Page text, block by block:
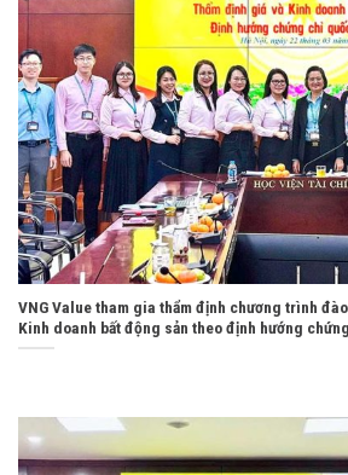
VNG Value tham gia thẩm định chương trình
Kinh doanh bất động sản theo định hướng